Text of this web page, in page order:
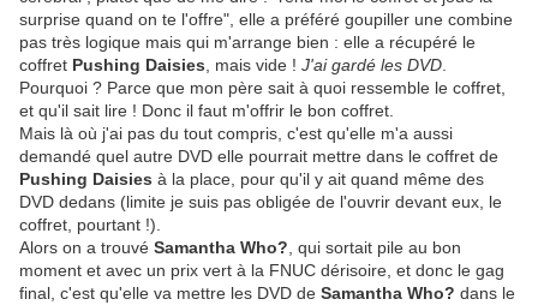
surprise quand on te l'offre", elle a préféré goupiller une combine
pas très logique mais qui m'arrange bien : elle a récupéré le
coffret Pushing Daisies , mais vide ! J'ai gardé les DVD
Pourquoi ? Parce que mon père sait à quoi ressemble le coffret,
et qu'il sait lire ! Donc il faut m'offrir le bon coffret.
Mais là où j'ai pas du tout compris, c'est qu'elle m'a aussi
demandé quel autre DVD elle pourrait mettre dans le coffret de
Pushing Daisies à la place, pour qu'il y ait quand même des
DVD dedans (limite je suis pas obligée de l'ouvrir devant eux, le
coffret, pourtant !).
Alors on a trouvé Samantha Who? , qui sortait pile au bon
moment et avec un prix vert à la FNUC dérisoire, et donc le gag
final, c'est qu'elle va mettre les DVD de Samantha Who? dans le